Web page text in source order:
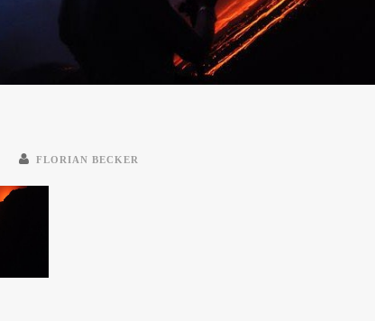
FLORIAN BECKER